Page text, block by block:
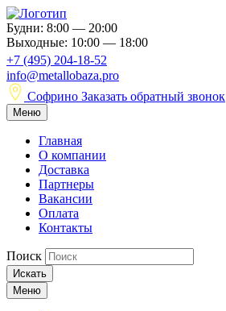
Будни: 8:00 — 20:00
Выходные: 10:00 — 18:00
+7 (495) 204-18-52
info@metallobaza.pro
Софрино Заказать обратный звонок
Меню
Главная
О компании
Доставка
Партнеры
Вакансии
Оплата
Контакты
Поиск
Искать
Меню